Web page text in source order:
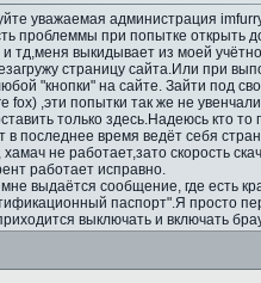
уважаемая администрация
проблеммы при попытке открыть
тд,меня выкидывает из моей
страницу сайта.Или при
"кнопки" на сайте. Зайти под
fox) ,эти попытки так же не
только здесь.Надеюсь кто то
последнее время ведёт себя
не работает,зато скорость
работает исправно.
выдаётся сообщение, где есть
паспорт".Я просто
выключать и включать